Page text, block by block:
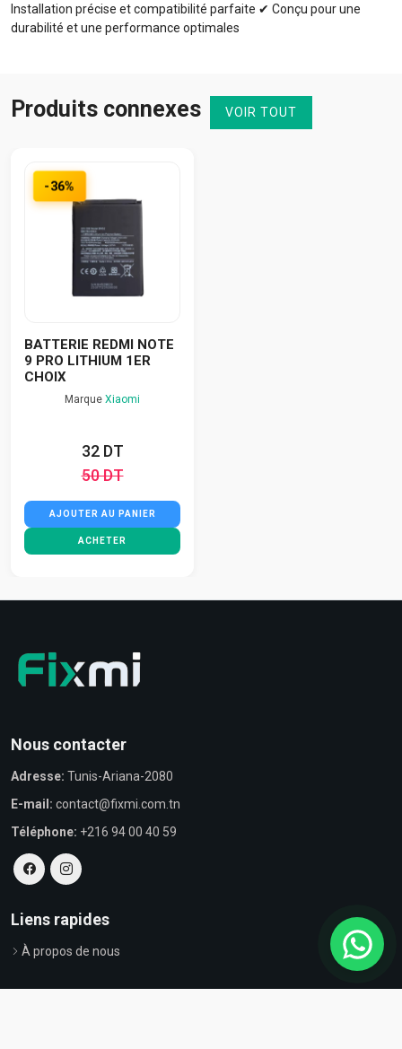
Installation précise et compatibilité parfaite ✔ Conçu pour une
durabilité et une performance optimales
Produits connexes VOIR TOUT
-36%
BATTERIE REDMI NOTE
9 PRO LITHIUM 1ER
CHOIX
Marque Xiaomi
32 DT
50 DT
AJOUTER AU PANIER
ACHETER
Nous contacter
Adresse: Tunis-Ariana-2080
E-mail: contact@fixmi.com.tn
Téléphone: +216 94 00 40 59
Liens rapides
À propos de nous